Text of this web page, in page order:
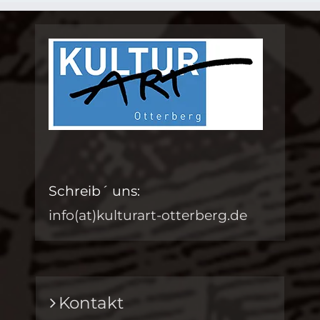
Schreib´ uns:
info(at)kulturart-otterberg.de
Kontakt